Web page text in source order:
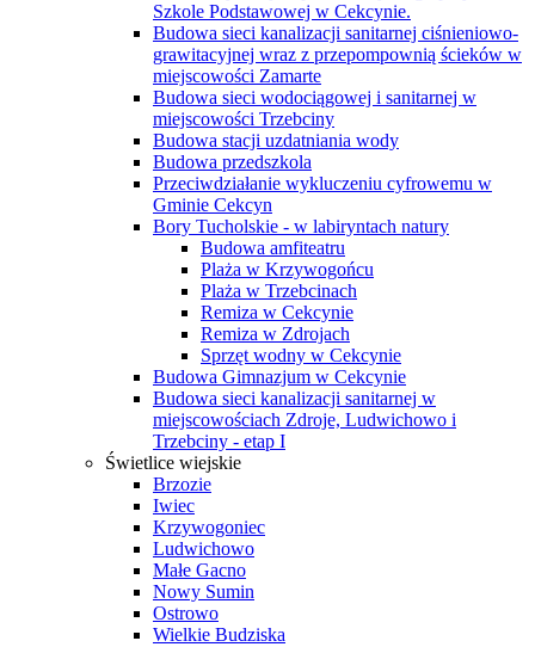
Szkole Podstawowej w Cekcynie.
Budowa sieci kanalizacji sanitarnej ciśnieniowo-
grawitacyjnej wraz z przepompownią ścieków w
miejscowości Zamarte
Budowa sieci wodociągowej i sanitarnej w
miejscowości Trzebciny
Budowa stacji uzdatniania wody
Budowa przedszkola
Przeciwdziałanie wykluczeniu cyfrowemu w
Gminie Cekcyn
Bory Tucholskie - w labiryntach natury
Budowa amfiteatru
Plaża w Krzywogońcu
Plaża w Trzebcinach
Remiza w Cekcynie
Remiza w Zdrojach
Sprzęt wodny w Cekcynie
Budowa Gimnazjum w Cekcynie
Budowa sieci kanalizacji sanitarnej w
miejscowościach Zdroje, Ludwichowo i
Trzebciny - etap I
Świetlice wiejskie
Brzozie
Iwiec
Krzywogoniec
Ludwichowo
Małe Gacno
Nowy Sumin
Ostrowo
Wielkie Budziska